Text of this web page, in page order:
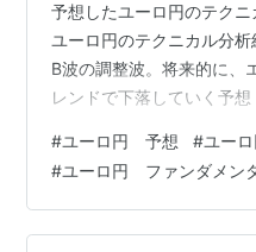
予想したユーロ円のテクニ
ユーロ円のテクニカル分
B波の調整波。将来的に、
レンドで下落していく予
は、エリオット波動３波の
て、ユーロ円のリスク材料
経済は堅調 (下落材料) タ
引き下げ 関税発動に警戒
#ユーロ円 予想 #ユー
#ユーロ円 ファンダメン